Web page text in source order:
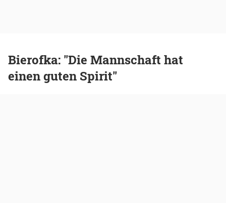
Bierofka: "Die Mannschaft hat
einen guten Spirit"